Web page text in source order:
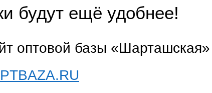
будут ещё удобнее!
оптовой базы «Шарташская»
принадлежности